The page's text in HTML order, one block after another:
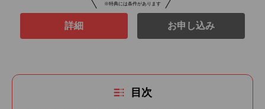
※特典には条件があります
詳細 お申し込み
目次